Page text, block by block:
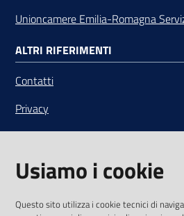
Unioncamere Emilia-Romagna
ALTRI RIFERIMENTI
Contatti
Privacy
Note legali
Media Policy
Usiamo i cookie
Questo sito utilizza i cookie tecnici di